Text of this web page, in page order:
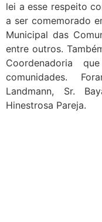
lei a esse respeito
a ser comemorado
Municipal das
entre outros.
Coordenadoria
comunidades.
Landmann, Sr.
Hinestrosa Pareja.